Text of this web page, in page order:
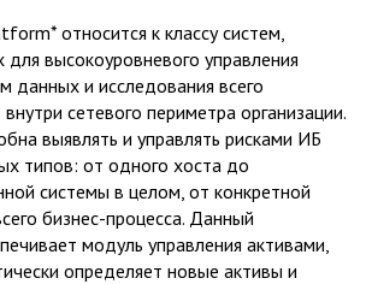
относится к классу систем,
высокоуровневого управления
и исследования всего
сетевого периметра организации.
выявлять и управлять рисками ИБ
типов: от одного хоста до
системы в целом, от конкретной
бизнес-процесса. Данный
модуль управления активами,
определяет новые активы и